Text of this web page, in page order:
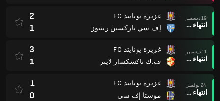
19 ديسمبر
انتهاء وقت المباراة
غزيرة يونايتد FC
إف سي تاركسين رينبوز
2
1
11 ديسمبر
انتهاء وقت المباراة
غزيرة يونايتد FC
ف.ك ناكسكسار لاينز
3
1
24 نوفمبر
انتهاء وقت المباراة
غزيرة يونايتد FC
موستا إف سي
1
0